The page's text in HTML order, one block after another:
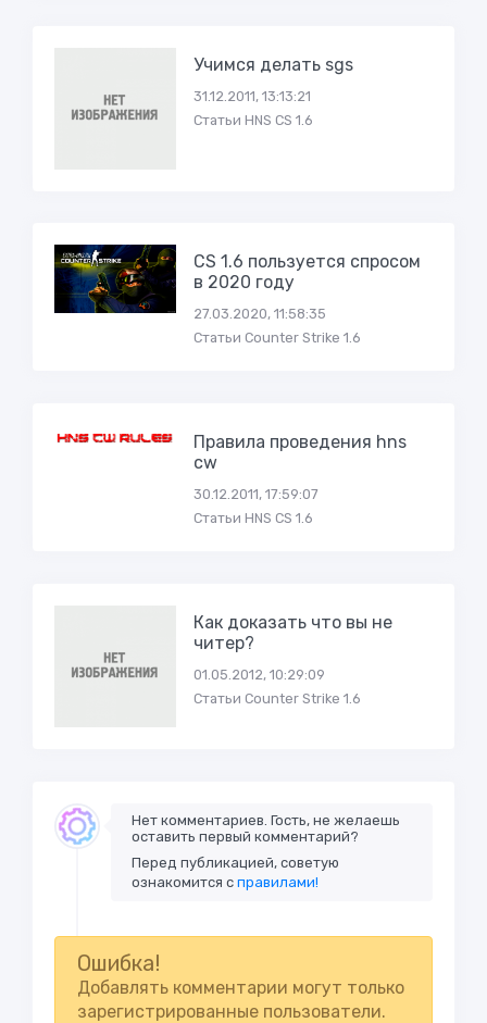
Учимся делать sgs
31.12.2011, 13:13:21
Статьи HNS CS 1.6
CS 1.6 пользуется спросом
в 2020 году
27.03.2020, 11:58:35
Статьи Counter Strike 1.6
Правила проведения hns
cw
30.12.2011, 17:59:07
Статьи HNS CS 1.6
Как доказать что вы не
читер?
01.05.2012, 10:29:09
Статьи Counter Strike 1.6
Нет комментариев. Гость, не желаешь
оставить первый комментарий?
Перед публикацией, советую
ознакомится справилами!
Ошибка!
Добавлять комментарии могут только
зарегистрированные пользователи.